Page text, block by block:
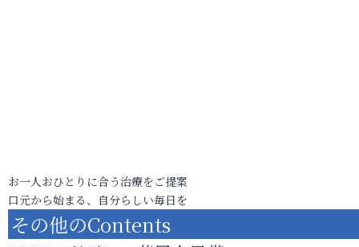
お一人おひとりに合う治療をご提案
口元から始まる、自分らしい毎日を
その他のContents